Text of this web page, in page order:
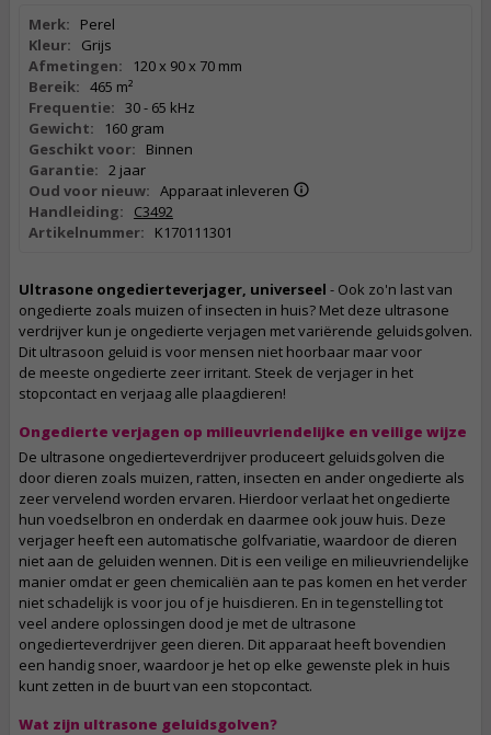
Merk:
Perel
Kleur:
Grijs
Afmetingen:
120 x 90 x 70 mm
Bereik: 465 m²
Frequentie: 30 - 65 kHz
Gewicht:
160 gram
Geschikt voor:
Binnen
Garantie: 2 jaar
Oud voor nieuw: Apparaat inleveren
Handleiding:
C3492
Artikelnummer:
K170111301
Ultrasone ongedierteverjager, universeel - Ook zo'n last van
ongedierte zoals muizen of insecten in huis? Met deze ultrasone
verdrijver kun je ongedierte verjagen met variërende geluidsgolven.
Dit ultrasoon geluid is voor mensen niet hoorbaar maar voor
de meeste ongedierte zeer irritant. Steek de verjager in het
stopcontact en verjaag alle plaagdieren!
Ongedierte verjagen op milieuvriendelijke en veilige wijze
De ultrasone ongedierteverdrijver produceert geluidsgolven die
door dieren zoals muizen, ratten, insecten en ander ongedierte als
zeer vervelend worden ervaren. Hierdoor verlaat het ongedierte
hun voedselbron en onderdak en daarmee ook jouw huis. Deze
verjager heeft een automatische golfvariatie, waardoor de dieren
niet aan de geluiden wennen. Dit is een veilige en milieuvriendelijke
manier omdat er geen chemicaliën aan te pas komen en het verder
niet schadelijk is voor jou of je huisdieren. En in tegenstelling tot
veel andere oplossingen dood je met de ultrasone
ongedierteverdrijver geen dieren. Dit apparaat heeft bovendien
een handig snoer, waardoor je het op elke gewenste plek in huis
kunt zetten in de buurt van een stopcontact.
Wat zijn ultrasone geluidsgolven?